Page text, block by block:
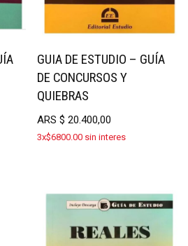
GUIA DE ESTUDIO – GUÍA
DE CONCURSOS Y
QUIEBRAS
ARS$ 20.400,00
3x$6800.00 sin interes